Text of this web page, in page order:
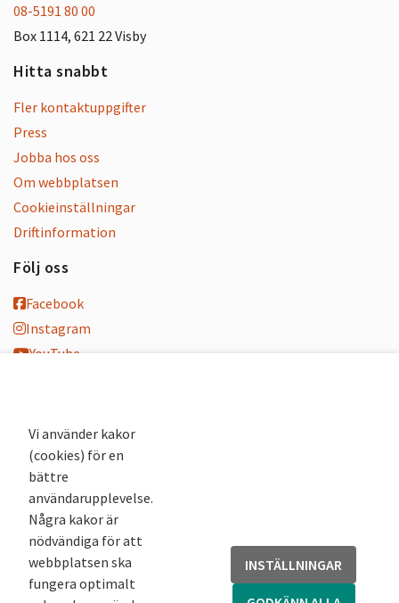
08-5191 80 00
Box 1114, 621 22 Visby
Hitta snabbt
Fler kontaktuppgifter
Press
Jobba hos oss
Om webbplatsen
Cookieinställningar
Driftinformation
Följ oss
Facebook
Instagram
YouTube
Nyhetsbrev
Andra webbplatser
Arkivsök
Fornsök
Fornreg
Bebyggelseregistret
Runor
Vi använder kakor
(cookies) för en
bättre
användarupplevelse.
Några kakor är
nödvändiga för att
webbplatsen ska
fungera optimalt
INSTÄLLNINGAR